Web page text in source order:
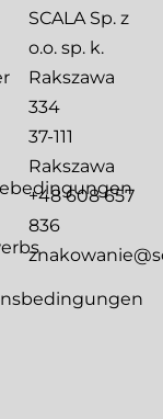
SCALA Sp. z
o.o. sp. k.
Rakszawa
334
37-111
Rakszawa
+48 608 657
836